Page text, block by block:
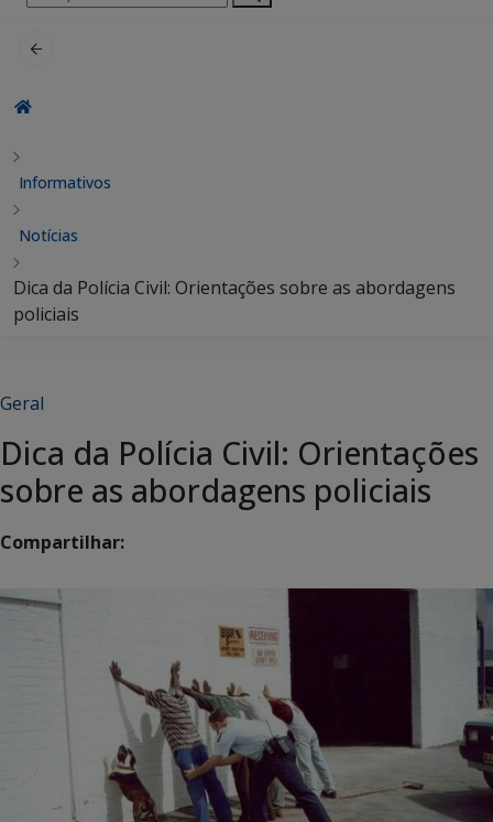
por:
Informativos
Notícias
Dica da Polícia Civil: Orientações sobre as abordagens
policiais
Geral
Dica da Polícia Civil: Orientações
sobre as abordagens policiais
Compartilhar: